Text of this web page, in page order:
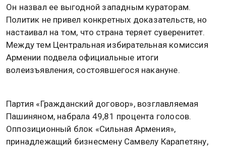
Он назвал ее выгодной западным кураторам.
Политик не привел конкретных доказательств, но
настаивал на том, что страна теряет суверенитет.
Между тем Центральная избирательная комиссия
Армении подвела официальные итоги
волеизъявления, состоявшегося накануне.
Партия «Гражданский договор», возглавляемая
Пашиняном, набрала 49,81 процента голосов.
Оппозиционный блок «Сильная Армения»,
принадлежащий бизнесмену Самвелу Карапетяну,